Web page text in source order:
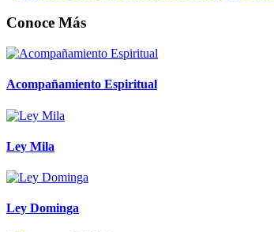
Conoce Más
Acompañamiento Espiritual
Ley Mila
Ley Dominga